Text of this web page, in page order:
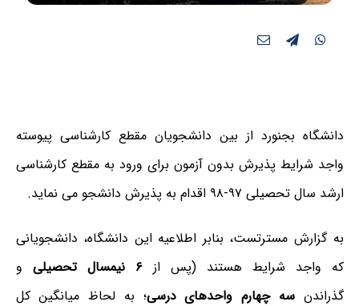
دانشگاه بجنورد از بین دانشجویان مقطع کارشناسی پیوسته
واجد شرایط پذیرش بدون آزمون برای ورود به مقطع کارشناسی
‎ارشد سال تحصیلی ۹۷-۹۸ اقدام به پذیرش دانشجو می نماید.
به گزارش مسترتست، بنابر اطلاعیه این دانشگاه، دانشجویانی
که واجد شرایط هستند (پس از۶ نیمسال تحصیلی
و
گذراندنسه چهارم واحدهای درسی؛ به لحاظ میانگین کل